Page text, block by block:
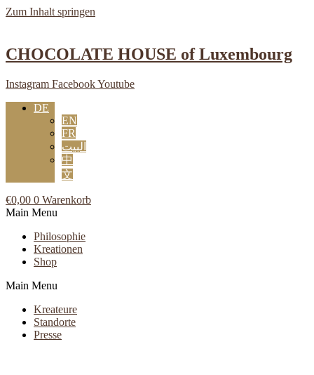
Zum Inhalt springen
CHOCOLATE HOUSE of Luxembourg
Instagram FacebookYoutube
DE
EN
FR
البيت
中
文
€0,00 0 Warenkorb
Main Menu
Philosophie
Kreationen
Shop
Main Menu
Kreateure
Standorte
Presse